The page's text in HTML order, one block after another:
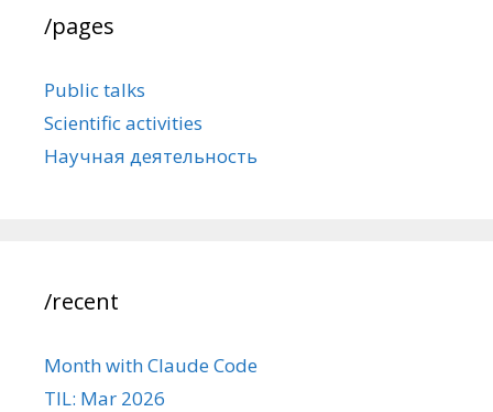
/pages
Public talks
Scientific activities
Научная деятельность
/recent
Month with Claude Code
TIL: Mar 2026